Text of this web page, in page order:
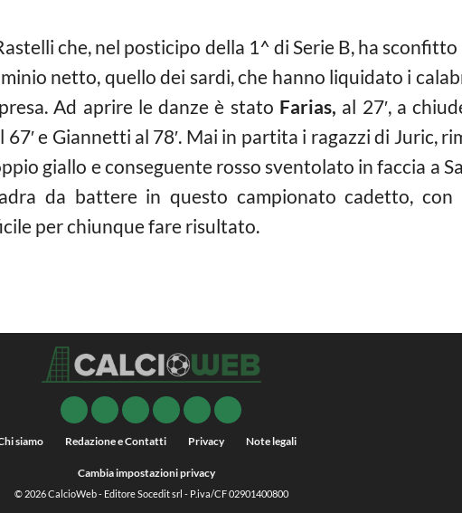
che, nel posticipo della 1^ di Serie B, ha
netto, quello dei sardi, che hanno liquidato i
Ad aprire le danze è stato Farias, al 27′, a
67′ e Giannetti al 78′. Mai in partita i ragazzi di Juric,
giallo e conseguente rosso sventolato in faccia a
da battere in questo campionato cadetto,
per chiunque fare risultato.
siamo Redazione e Contatti Privacy Note legali
Cambia impostazioni privacy
© 2026CalcioWeb- Editore Socedit srl - P.iva/CF 02901400800